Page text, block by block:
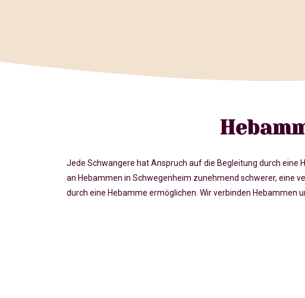
Jede Schwangere hat Anspruch auf die Begleitung durch eine
an Hebammen in Schwegenheim zunehmend schwerer, eine
durch eine Hebamme ermöglichen. Wir verbinden Hebammen